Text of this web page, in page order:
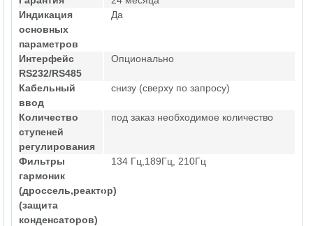
Индикация
основных
параметров
Да
Интерфейс
RS232/RS485
Опционально
Кабельный
ввод
снизу (сверху по запросу)
Количество
ступеней
регулирования
под заказ необходимое количество
Фильтры
гармоник
(дроссель,реактор)
(защита
конденсаторов)
134 Гц,189Гц, 210Гц